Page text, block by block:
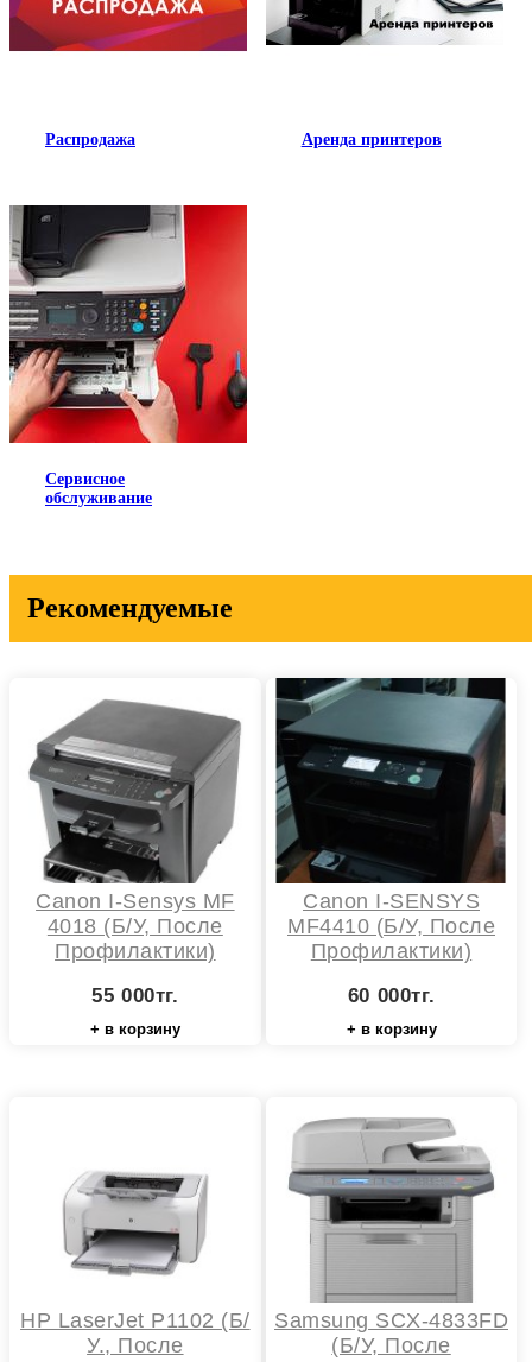
Распродажа Аренда принтеров
Сервисное
обслуживание
Рекомендуемые
Canon I-Sensys MF
4018 (б/у, После
Профилактики)
55 000тг.
+ в корзину
Canon I-SENSYS
MF4410 (б/у, После
Профилактики)
60 000тг.
+ в корзину
HP LaserJet P1102 (Б/
У., После
Samsung SCX-4833FD
(б/у, После